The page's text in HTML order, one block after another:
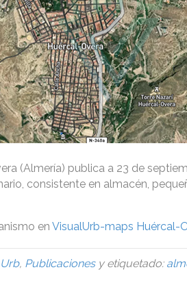
(Almería) publica a 23 de
consistente en almacén,
en VisualUrb-maps Huércal-
, Publicacionesy etiquetado: